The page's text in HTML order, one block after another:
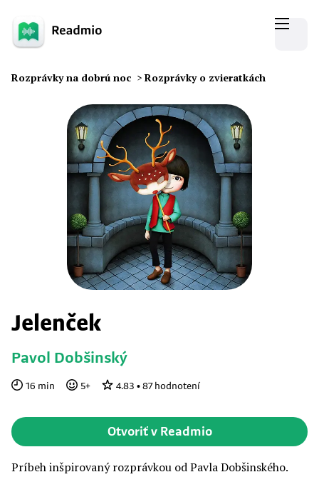
Rozprávky na dobrú noc > Rozprávky o zvieratkách
Jelenček
Pavol Dobšinský
16 min 5+ 4.83 • 87hodnotení
Otvoriť v Readmio
Príbeh inšpirovaný rozprávkou od Pavla Dobšinského.